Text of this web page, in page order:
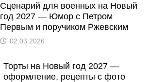
Сценарий для военных на Новый
год 2027 — Юмор с Петром
Первым и поручиком Ржевским
02.03.2026
Торты на Новый год 2027 —
оформление, рецепты с фото